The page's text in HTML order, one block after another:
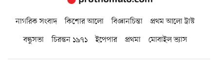
নাগরিক সংবাদ কিশোর আলো বিজ্ঞানচিন্তা
প্রথম আলো ট্রাস্ট
বন্ধুসভা
চিরন্তন ১৯৭১ ইপেপার প্রথমা মোবাইল ভ্যাস